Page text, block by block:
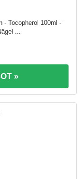
- Tocopherol 100ml -
...
»